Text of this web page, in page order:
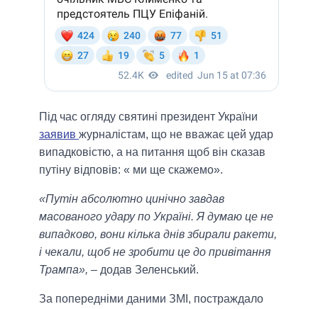
Під час огляду святині президент України
заявив журналістам, що не вважає цей удар
випадковістю, а на питання щоб він сказав
путіну відповів: « ми ще скажемо».
«Путін абсолютно цинічно завдав
масованого удару по Україні. Я думаю це не
випадково, вони кілька днів збирали ракети,
і чекали, щоб не зробити це до привітання
Трампа», – додав Зеленський.
За попередніми даними ЗМІ, постраждало